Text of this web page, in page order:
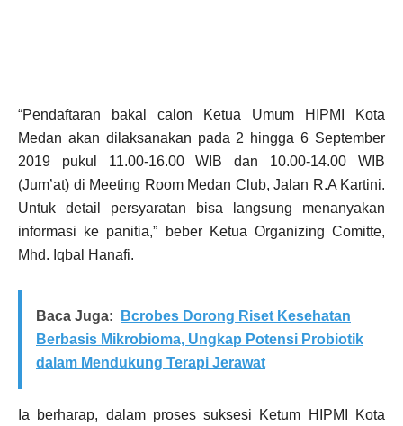
“Pendaftaran bakal calon Ketua Umum HIPMI Kota
Medan akan dilaksanakan pada 2 hingga 6 September
2019 pukul 11.00-16.00 WIB dan 10.00-14.00 WIB
(Jum’at) di Meeting Room Medan Club, Jalan R.A Kartini.
Untuk detail persyaratan bisa langsung menanyakan
informasi ke panitia,” beber Ketua Organizing Comitte,
Mhd. Iqbal Hanafi.
Baca Juga:
Bcrobes Dorong Riset Kesehatan
Berbasis Mikrobioma, Ungkap Potensi Probiotik
dalam Mendukung Terapi Jerawat
Ia berharap, dalam proses suksesi Ketum HIPMI Kota